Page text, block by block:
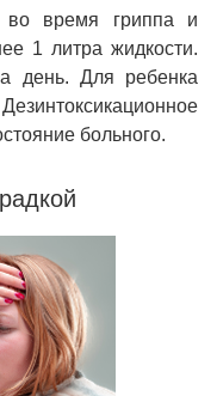
во время гриппа и
1 литра жидкости.
день. Для ребенка
больного.